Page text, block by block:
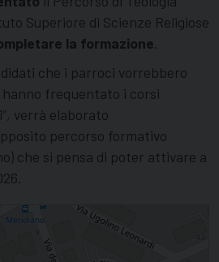
Superiore di Scienze Religiose
la formazione
che i parroci vorrebbero
frequentato i corsi
verrà elaborato
percorso formativo
che si pensa di poter attivare a
percorso di formazione per i ministeri di